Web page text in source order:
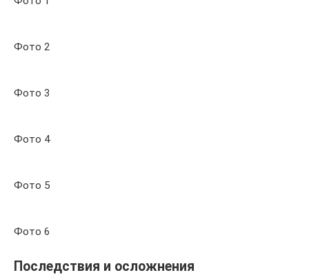
Фото 2
Фото 3
Фото 4
Фото 5
Фото 6
Последствия и осложнения